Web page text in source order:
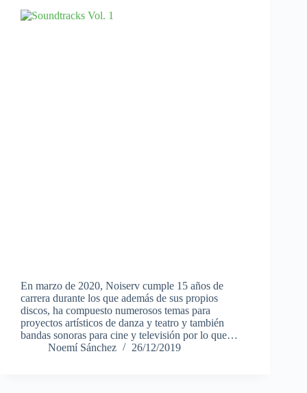
En marzo de 2020, Noiserv cumple 15 años de
carrera durante los que además de sus propios
discos, ha compuesto numerosos temas para
proyectos artísticos de danza y teatro y también
bandas sonoras para cine y televisión por lo que…
Noemí Sánchez
26/12/2019